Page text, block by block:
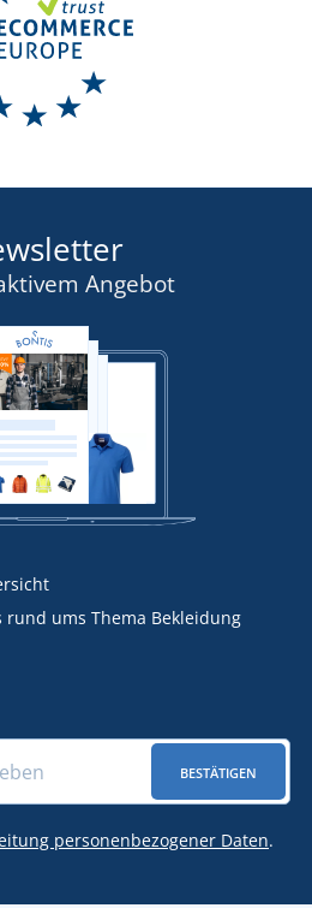
2,53 €
Angebot
rund ums Thema Bekleidung
BESTÄTIGEN
personenbezogener Daten.